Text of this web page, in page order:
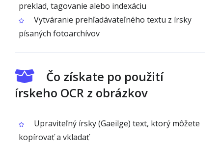
preklad, tagovanie alebo indexáciu
Vytváranie prehľadávateľného textu z írsky
písaných fotoarchívov
Čo získate po použití
írskeho OCR z obrázkov
Upraviteľný írsky (Gaeilge) text, ktorý môžete
kopírovať a vkladať